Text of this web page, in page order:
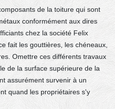
de la toiture qui sont
conformément aux dires
chez la société Felix
fait les gouttières, les chéneaux,
Omettre ces différents travaux
de la surface supérieure de la
assurément survenir à un
quand les propriétaires s'y